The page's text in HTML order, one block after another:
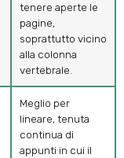
tenere aperte le
pagine,
soprattutto vicino
alla colonna
vertebrale.
Meglio per
lineare, tenuta
continua di
appunti in cui il